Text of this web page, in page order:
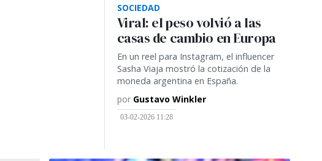
SOCIEDAD
Viral: el peso volvió a las
casas de cambio en Europa
En un reel para Instagram, el influencer
Sasha Viaja mostró la cotización de la
moneda argentina en España.
por Gustavo Winkler
03-02-2026 11:28